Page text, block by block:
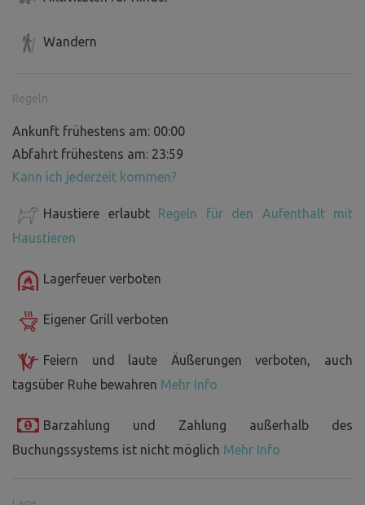
Wandern
Regeln
Ankunft frühestens am: 00:00
Abfahrt frühestens am: 23:59
Kann ich jederzeit kommen?
Haustiere erlaubt Regeln für den Aufenthalt mit
Haustieren
Lagerfeuer verboten
Eigener Grill verboten
Feiern und laute Äußerungen verboten, auch
tagsüber Ruhe bewahren Mehr Info
Barzahlung und Zahlung außerhalb des
Buchungssystems ist nicht möglich Mehr Info